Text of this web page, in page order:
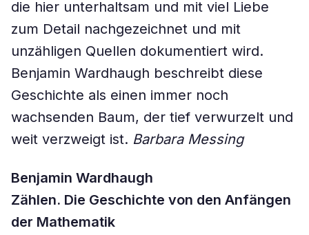
die hier unterhaltsam und mit viel Liebe
zum Detail nachgezeichnet und mit
unzähligen Quellen dokumentiert wird.
Benjamin Wardhaugh beschreibt diese
Geschichte als einen immer noch
wachsenden Baum, der tief verwurzelt und
weit verzweigt ist. Barbara Messing
Benjamin Wardhaugh
Zählen. Die Geschichte von den Anfängen
der Mathematik